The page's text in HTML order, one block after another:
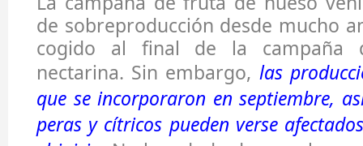
de sobreproducción desde mucho
cogido al final de la campaña
nectarina. Sin embargo, las
que se incorporaron en septiembre,
peras y cítricos pueden verse